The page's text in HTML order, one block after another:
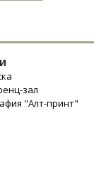
зал
"Алт-принт"